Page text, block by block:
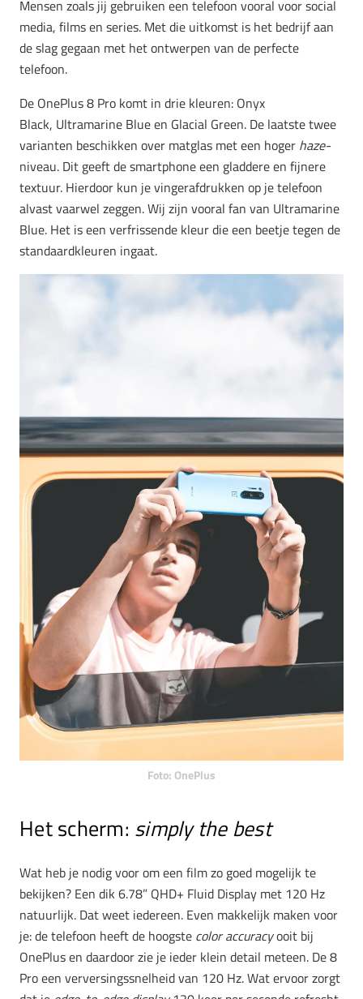
Mensen zoals jij gebruiken een telefoon vooral voor social
media, films en series. Met die uitkomst is het bedrijf aan
de slag gegaan met het ontwerpen van de perfecte
telefoon.
De OnePlus 8 Pro komt in drie kleuren: Onyx
Black, Ultramarine Blue en Glacial Green. De laatste twee
varianten beschikken over matglas met een hoger haze-
niveau. Dit geeft de smartphone een gladdere en fijnere
textuur. Hierdoor kun je vingerafdrukken op je telefoon
alvast vaarwel zeggen. Wij zijn vooral fan van Ultramarine
Blue. Het is een verfrissende kleur die een beetje tegen de
standaardkleuren ingaat.
Foto: OnePlus
Het scherm: simply the best
Wat heb je nodig voor om een film zo goed mogelijk te
bekijken? Een dik 6.78” QHD+ Fluid Display met 120 Hz
natuurlijk. Dat weet iedereen. Even makkelijk maken voor
je: de telefoon heeft de hoogste color accuracyooit bij
OnePlus en daardoor zie je ieder klein detail meteen. De 8
Pro een verversingssnelheid van 120 Hz. Wat ervoor zorgt